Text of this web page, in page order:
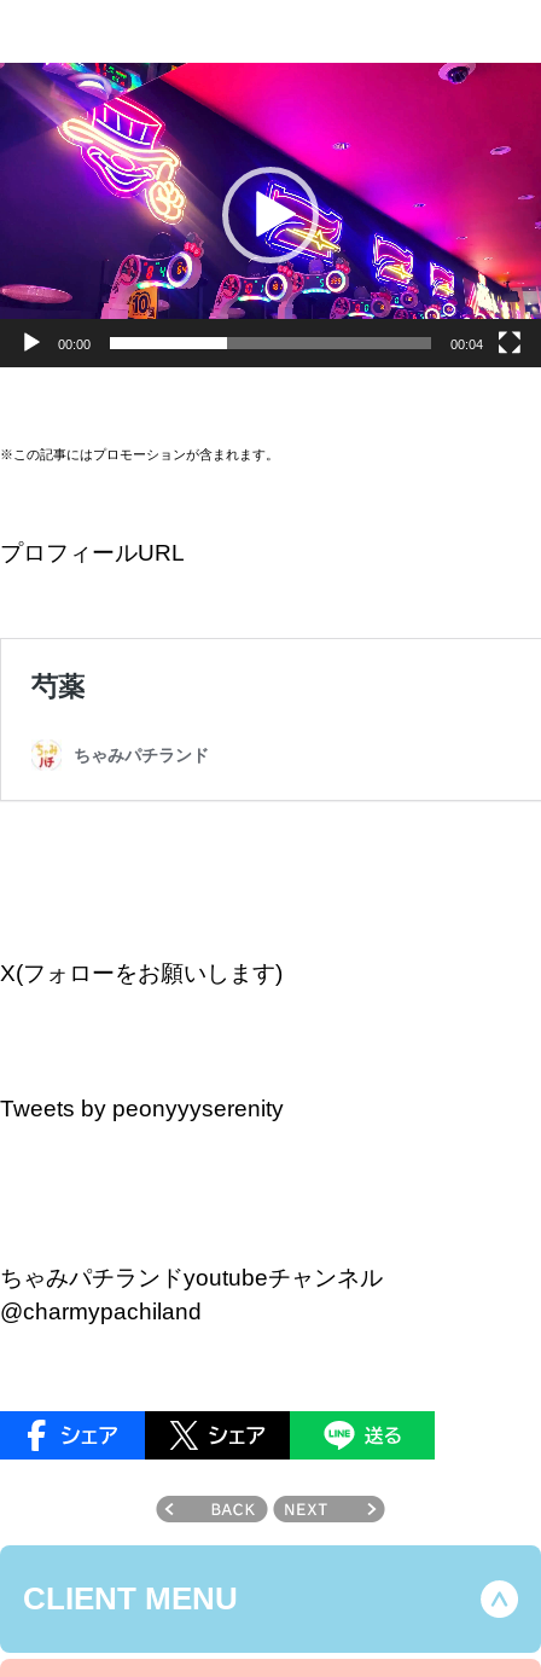
動
プ
ー
00:00 00:04
※この記事にはプロモーションが含まれます。
プロフィールURL
X(フォローをお願いします)
Tweets by peonyyyserenity
ちゃみパチランドyoutubeチャンネル
@charmypachiland
CLIENT MENU